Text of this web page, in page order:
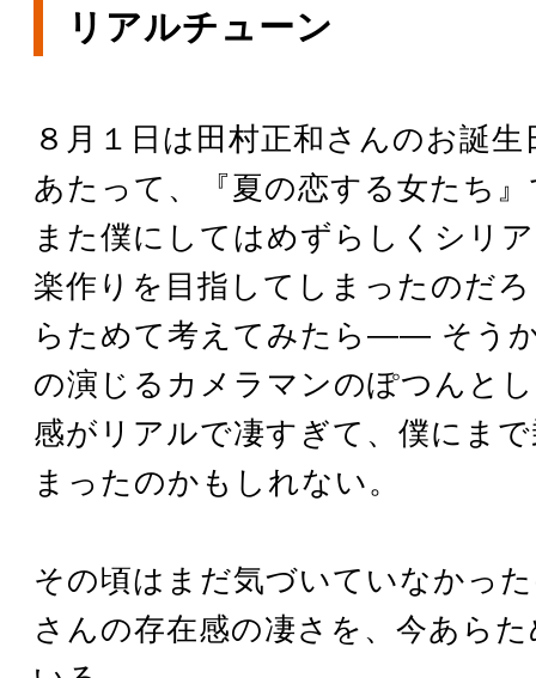
リアルチューン
８月１日は田村正和さんのお誕
あたって、『夏の恋する女たち
また僕にしてはめずらしくシリ
楽作りを目指してしまったのだ
らためて考えてみたら―― そう
の演じるカメラマンのぽつんと
感がリアルで凄すぎて、僕にま
まったのかもしれない。
その頃はまだ気づいていなかっ
さんの存在感の凄さを、今あら